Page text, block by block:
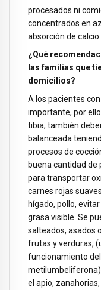
procesados ni
concentrados en
absorción de calcio
¿Qué
las familias que
domicilios?
A los pacientes
importante, por
tibia, también
balanceada
procesos de
buena cantidad de
para transportar
carnes rojas
hígado, pollo,
grasa visible. Se
salteados, asados
frutas y verduras,
funcionamiento
el apio,